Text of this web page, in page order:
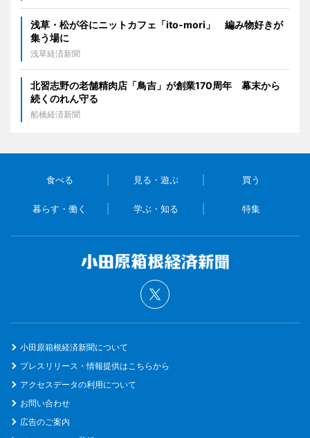
浅草・松が谷にニットカフェ「ito-mori」 編み物好きが
集う場に
浅草経済新聞
北習志野の老舗精肉店「鳥吉」が創業170周年 幕末から
続くのれん守る
船橋経済新聞
食べる 見る・遊ぶ 買う
暮らす・働く 学ぶ・知る 特集
小田原箱根経済新聞について
プレスリリース・情報提供はこちらから
アクセスデータの利用について
お問い合わせ
広告のご案内